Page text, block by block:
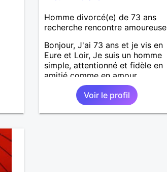
Homme divorcé(e) de 73 ans
recherche rencontre amoureuse
Bonjour, J'ai 73 ans et je vis en
Eure et Loir, Je suis un homme
simple, attentionné et fidèle en
amitié comme en amour.
J'apprécie les petits bonheurs
du quotidien; une promenade,
un bon repas, une sortie, une
discision agréable ou un
Voir le profil